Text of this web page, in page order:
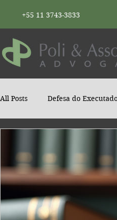
+55 11 3743-3833
All Posts Defesa do